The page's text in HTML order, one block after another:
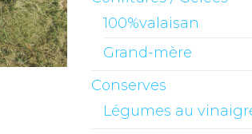
100%valaisan
Grand-mère
Conserves
Légumes au